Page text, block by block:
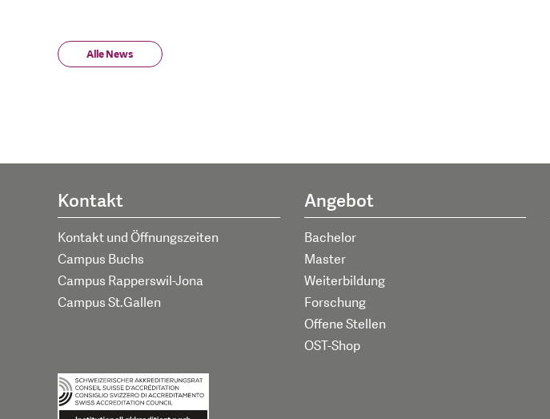
Alle News
Kontakt
Kontakt und Öffnungszeiten
Campus Buchs
Campus Rapperswil-Jona
Campus St.Gallen
Angebot
Bachelor
Master
Weiterbildung
Forschung
Offene Stellen
OST-Shop